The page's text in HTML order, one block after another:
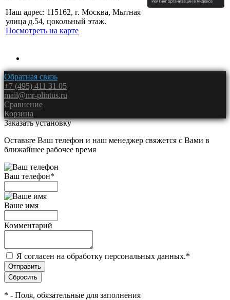
Наш адрес: 115162, г. Москва, Мытная
улица д.54, цокольный этаж.
Посмотреть на карте
Обратная связь
+7 (495) 411 31 05
mail@mr-plintus.ru
Сравнение
Корзина
Заказать установку
Оставьте Ваш телефон и наш менеджер свяжется с Вами в
ближайшее рабочее время
Ваш телефон*
Ваше имя
Комментарий
Я согласен на обработку персональных данных.*
* - Поля, обязательные для заполнения